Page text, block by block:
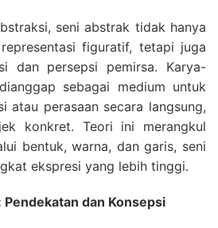
seni abstrak tidak hanya
figuratif, tetapi juga
dan persepsi pemirsa. Karya-
sebagai medium untuk
atau perasaan secara langsung,
konkret. Teori ini merangkul
bentuk, warna, dan garis, seni
ekspresi yang lebih tinggi.
dan Konsepsi